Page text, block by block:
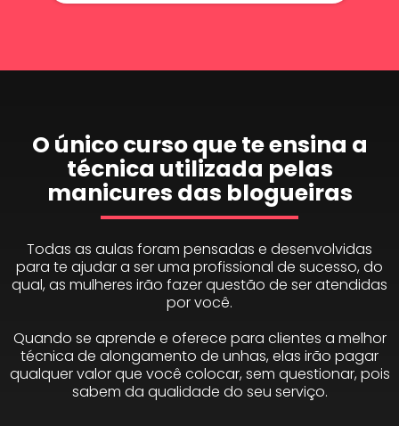
O único curso que te ensina a
técnica utilizada pelas
manicures das blogueiras
Todas as aulas foram pensadas e desenvolvidas
para te ajudar a ser uma profissional de sucesso, do
qual, as mulheres irão fazer questão de ser atendidas
por você.
Quando se aprende e oferece para clientes a melhor
técnica de alongamento de unhas, elas irão pagar
qualquer valor que você colocar, sem questionar, pois
sabem da qualidade do seu serviço.